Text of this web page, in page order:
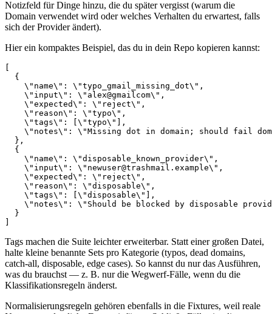
Notizfeld für Dinge hinzu, die du später vergisst (warum die
Domain verwendet wird oder welches Verhalten du erwartest, falls
sich der Provider ändert).
Hier ein kompaktes Beispiel, das du in dein Repo kopieren kannst:
{
    \
"name\": \"typo_gmail_missing_dot\",
    \"input\": \"alex@gmailcom\",
    \"expected\": \"reject\",
    \"reason\": \"typo\",
    \"tags\": [\"typo\"],
\"notes\": \"Missing dot in domain; should fail
  },
  {
    \"name\": \"disposable_known_provider\",
    \"input\": \"
newuser@trashmail.example\",
    \"expected\": \"reject\",
    \"reason\": \"disposable\",
    \"tags\": [\"disposable\"],
\"notes\": \"Should be blocked by disposable
  }
Tags machen die Suite leichter erweiterbar. Statt einer großen Datei,
halte kleine benannte Sets pro Kategorie (typos, dead domains,
catch‑all, disposable, edge cases). So kannst du nur das Ausführen,
was du brauchst — z. B. nur die Wegwerf‑Fälle, wenn du die
Klassifikationsregeln änderst.
Normalisierungsregeln gehören ebenfalls in die Fixtures, weil reale